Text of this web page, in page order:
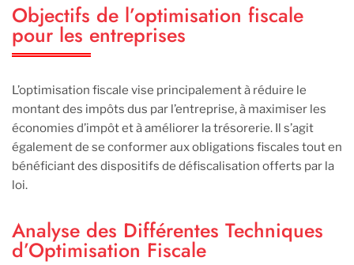
Objectifs de l’optimisation fiscale
pour les entreprises
L’optimisation fiscale vise principalement à réduire le
montant des impôts dus par l’entreprise, à maximiser les
économies d’impôt et à améliorer la trésorerie. Il s’agit
également de se conformer aux obligations fiscales tout en
bénéficiant des dispositifs de défiscalisation offerts par la
loi.
Analyse des Différentes Techniques
d’Optimisation Fiscale